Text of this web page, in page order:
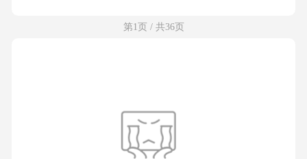
第1页 / 共36页